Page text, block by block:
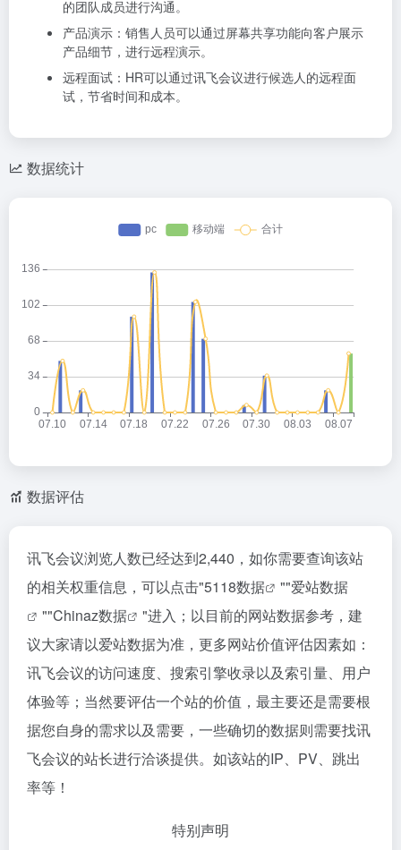
的团队成员进行沟通。
产品演示：销售人员可以通过屏幕共享功能向客户展示
产品细节，进行远程演示。
远程面试：HR可以通过讯飞会议进行候选人的远程面
试，节省时间和成本。
数据统计
数据评估
讯飞会议浏览人数已经达到2,440，如你需要查询该站
的相关权重信息，可以点击"5118数据 ""爱站数据
""Chinaz数据
"进入；以目前的网站数据参考，建
议大家请以爱站数据为准，更多网站价值评估因素如：
讯飞会议的访问速度、搜索引擎收录以及索引量、用户
体验等；当然要评估一个站的价值，最主要还是需要根
据您自身的需求以及需要，一些确切的数据则需要找讯
飞会议的站长进行洽谈提供。如该站的IP、PV、跳出
率等！
特别声明